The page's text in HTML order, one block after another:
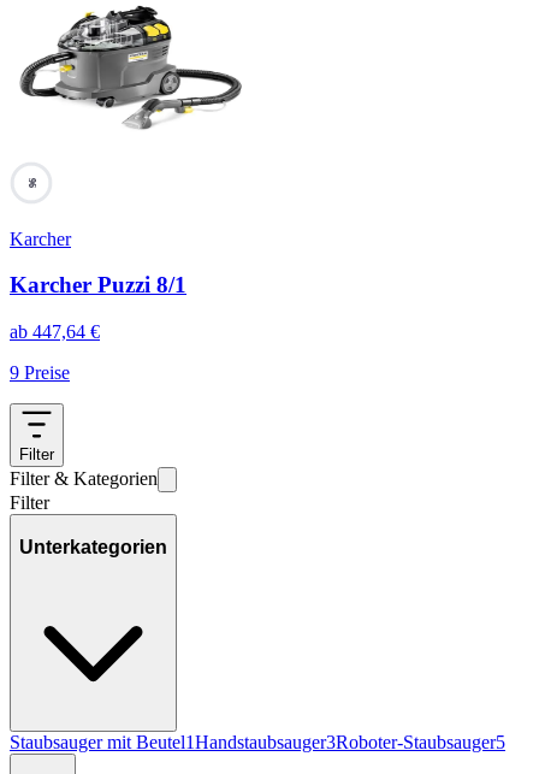
96
Karcher
Karcher Puzzi 8/1
ab 447,64 €
9 Preise
Filter
Filter & Kategorien
Filter
Unterkategorien
Staubsauger mit Beutel1Handstaubsauger3Roboter-Staubsauger5